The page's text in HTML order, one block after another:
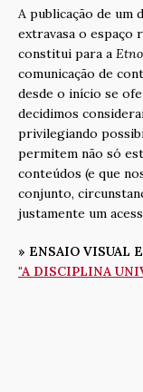
A publicação de um
extravasa o espaço
constitui para a
comunicação de
desde o início se
decidimos
privilegiando
permitem não só
conteúdos (e que
conjunto,
justamente um
» ENSAIO VISUAL
"A DISCIPLINA